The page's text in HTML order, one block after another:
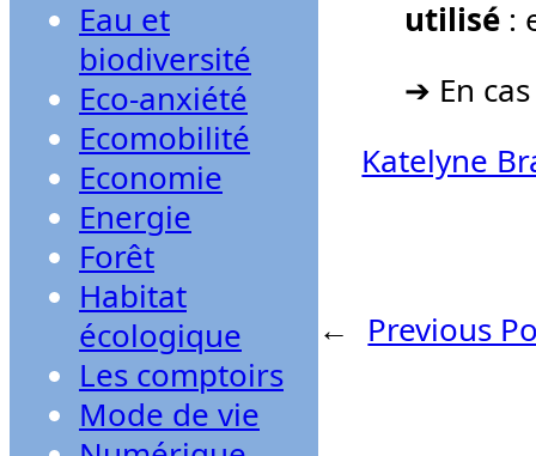
Eau et
biodiversité
Eco-anxiété
Ecomobilité
Economie
Energie
Forêt
Habitat
écologique
Les comptoirs
Mode de vie
utilisé :
➔ En
Katelyne
← Previous